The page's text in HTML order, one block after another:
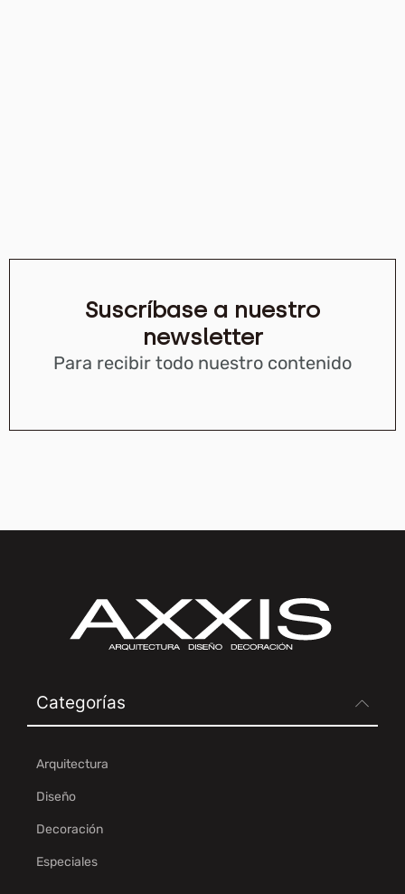
Suscríbase a nuestro
newsletter
Para recibir todo nuestro contenido
Categorías
Arquitectura
Diseño
Decoración
Especiales